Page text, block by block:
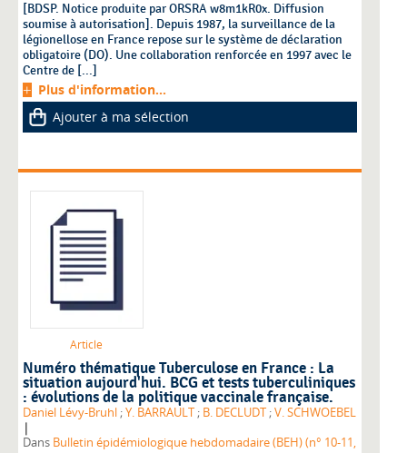
[BDSP. Notice produite par ORSRA w8m1kR0x. Diffusion
soumise à autorisation]. Depuis 1987, la surveillance de la
légionellose en France repose sur le système de déclaration
obligatoire (DO). Une collaboration renforcée en 1997 avec le
Centre de [...]
Plus d'information...
Ajouter à ma sélection
Article
Numéro thématique Tuberculose en France : La
situation aujourd'hui. BCG et tests tuberculiniques
: évolutions de la politique vaccinale française.
Daniel Lévy-Bruhl ;Y. BARRAULT ; B. DECLUDT ;V. SCHWOEBEL
|
Dans Bulletin épidémiologique hebdomadaire (BEH) (n° 10-11,